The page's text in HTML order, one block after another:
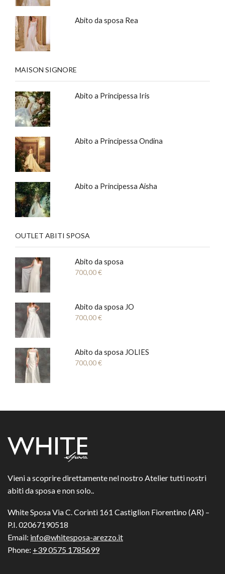
Abito da sposa Rea
MAISON SIGNORE
Abito a Principessa Iris
Abito a Principessa Ondina
Abito a Principessa Aisha
OUTLET ABITI SPOSA
Abito da sposa
700,00€
Abito da sposa JO
700,00€
Abito da sposa JOLIES
700,00€
Vieni a scoprire direttamente nel nostro Atelier tutti nostri
abiti da sposa e non solo..
White Sposa Via C. Corinti 161 Castiglion Fiorentino (AR) –
P.I. 02067190518
Email: info@whitesposa-arezzo.it
Phone: +39 0575 1785699